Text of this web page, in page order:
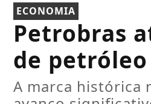
ECONOMIA
Petrobras
de
A marca histórica